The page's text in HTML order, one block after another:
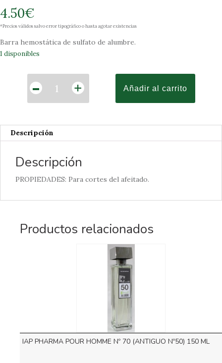
4.50€
*Precios válidos salvo error tipográfico o hasta agotar existencias
Barra hemostática de sulfato de alumbre.
1 disponibles
- + Añadir al carrito
Descripción
Descripción
PROPIEDADES: Para cortes del afeitado.
Productos relacionados
IAP PHARMA POUR HOMME Nº 70 (ANTIGUO Nº50) 150 ML